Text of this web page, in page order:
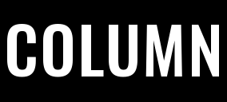
COLUMN